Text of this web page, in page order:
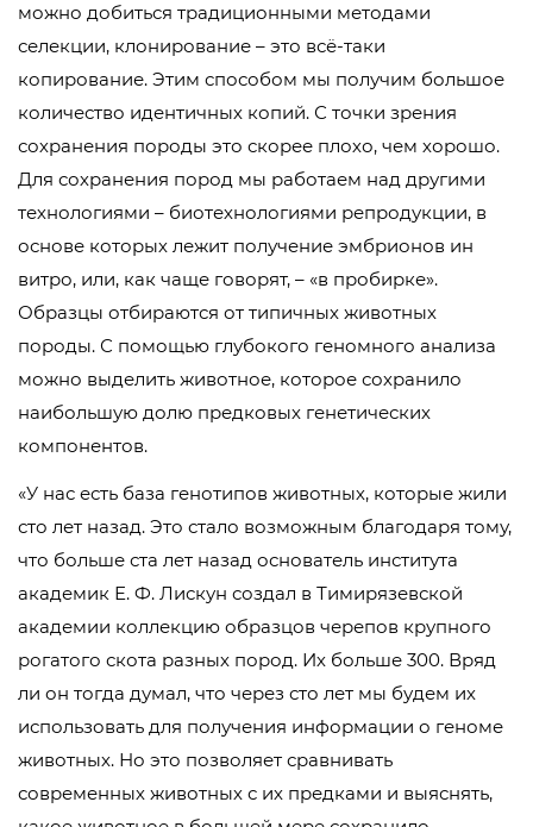
можно добиться традиционными методами
селекции, клонирование – это всё-таки
копирование. Этим способом мы получим большое
количество идентичных копий. С точки зрения
сохранения породы это скорее плохо, чем хорошо.
Для сохранения пород мы работаем над другими
технологиями – биотехнологиями репродукции, в
основе которых лежит получение эмбрионов ин
витро, или, как чаще говорят, – «в пробирке».
Образцы отбираются от типичных животных
породы. С помощью глубокого геномного анализа
можно выделить животное, которое сохранило
наибольшую долю предковых генетических
компонентов.
«У нас есть база генотипов животных, которые жили
сто лет назад. Это стало возможным благодаря тому,
что больше ста лет назад основатель института
академик Е. Ф. Лискун создал в Тимирязевской
академии коллекцию образцов черепов крупного
рогатого скота разных пород. Их больше 300. Вряд
ли он тогда думал, что через сто лет мы будем их
использовать для получения информации о геноме
животных. Но это позволяет сравнивать
современных животных с их предками и выяснять,